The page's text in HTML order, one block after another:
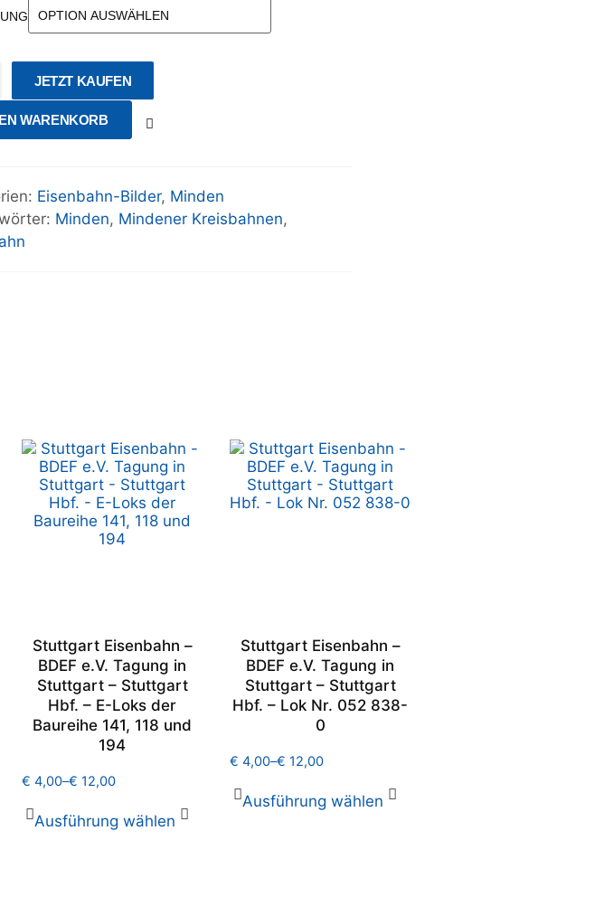
JETZT KAUFEN
WARENKORB
Eisenbahn-Bilder, Minden
Minden, Mindener Kreisbahnen,
Stuttgart Eisenbahn –
BDEF e.V. Tagung in
Stuttgart – Stuttgart
Hbf. – E-Loks der
Baureihe 141, 118 und
194
€ 4,00–€ 12,00
Ausführung wählen
Stuttgart Eisenbahn –
BDEF e.V. Tagung in
Stuttgart – Stuttgart
Hbf. – Lok Nr. 052 838-
0
€ 4,00–€ 12,00
Ausführung wählen